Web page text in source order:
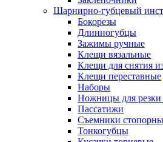
Шарнирно-губцевый
Бокорезы
Длинногубцы
Зажимы ручные
Клещи вязальные
Клещи для снятия
Клещи переставные
Наборы
Ножницы для резки
Пассатижи
Съемники
Тонкогубцы